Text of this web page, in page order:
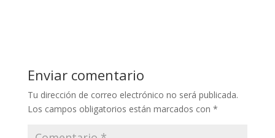
Enviar comentario
Tu dirección de correo electrónico no será publicada.
Los campos obligatorios están marcados con *